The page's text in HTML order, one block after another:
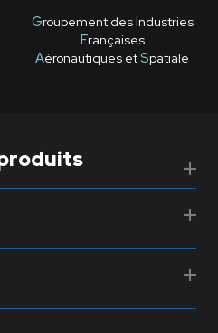
Groupement desIndustries
Françaises
Aéronautiques etSpatiale